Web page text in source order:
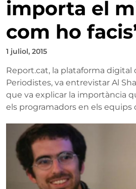
importa el
com ho
1 juliol, 2015
Report.cat, la plataforma digital
Periodistes, va entrevistar Al
que va explicar la importància
els programadors en els equips